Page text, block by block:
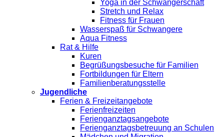
Yoga in der Schwangerschaft
Stretch und Relax
Fitness für Frauen
Wasserspaß für Schwangere
Aqua Fitness
Rat & Hilfe
Kuren
Begrüßungsbesuche für Familien
Fortbildungen für Eltern
Familienberatungsstelle
Jugendliche
Ferien & Freizeitangebote
Ferienfreizeiten
Ferienganztagsangebote
Ferienganztagsbetreuung an Schulen